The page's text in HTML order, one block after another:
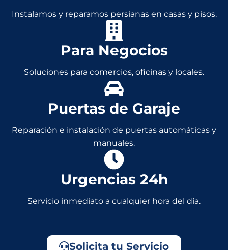
Instalamos y reparamos persianas en casas y pisos.
Para Negocios
Soluciones para comercios, oficinas y locales.
Puertas de Garaje
Reparación e instalación de puertas automáticas y
manuales.
Urgencias 24h
Servicio inmediato a cualquier hora del día.
Solicita tu Servicio